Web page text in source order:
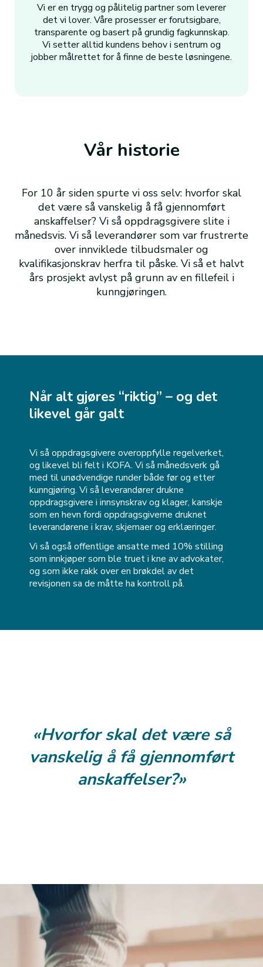
Vi er en trygg og pålitelig partner som leverer
det vi lover. Våre prosesser er forutsigbare,
transparente og basert på grundig fagkunnskap.
Vi setter alltid kundens behov i sentrum og
jobber målrettet for å finne de beste løsningene.
Vår historie
For 10 år siden spurte vi oss selv: hvorfor skal
det være så vanskelig å få gjennomført
anskaffelser? Vi så oppdragsgivere slite i
månedsvis. Vi så leverandører som var frustrerte
over innviklede tilbudsmaler og
kvalifikasjonskrav herfra til påske. Vi så et halvt
års prosjekt avlyst på grunn av en fillefeil i
kunngjøringen.
Når alt gjøres “riktig” – og det
likevel går galt
Vi så oppdragsgivere overoppfylle regelverket,
og likevel bli felt i KOFA. Vi så månedsverk gå
med til unødvendige runder både før og etter
kunngjøring. Vi så leverandører drukne
oppdragsgivere i innsynskrav og klager, kanskje
som en hevn fordi oppdragsgiverne druknet
leverandørene i krav, skjemaer og erklæringer.
Vi så også offentlige ansatte med 10% stilling
som innkjøper som ble truet i kne av advokater,
og som ikke rakk over en brøkdel av det
revisjonen sa de måtte ha kontroll på.
Hvorfor skal det være så
vanskelig å få gjennomført
anskaffelser?